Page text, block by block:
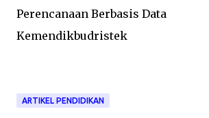
Perencanaan Berbasis Data
Kemendikbudristek
ARTIKEL PENDIDIKAN